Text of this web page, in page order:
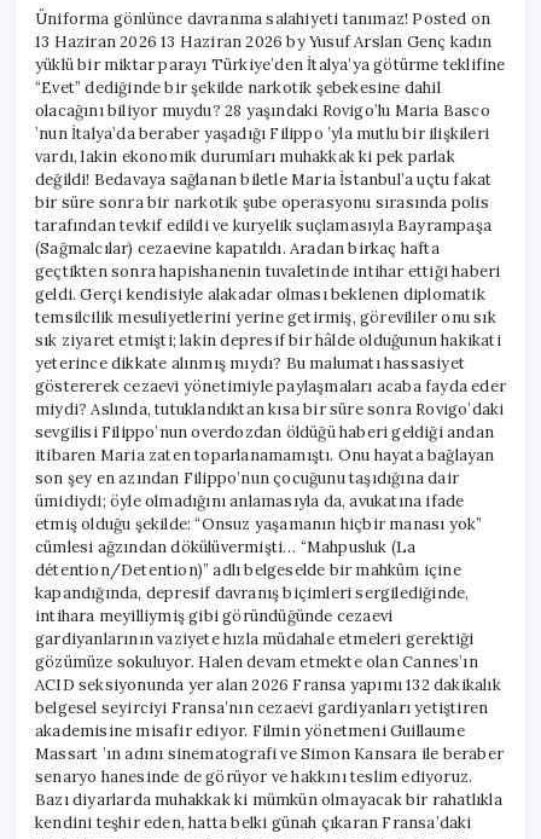
için
Üniforma gönlünce davranma salahiyeti tanımaz! Posted on
13 Haziran 2026 13 Haziran 2026 by Yusuf Arslan Genç kadın
yüklü bir miktar parayı Türkiye’den İtalya’ya götürme teklifine
“Evet” dediğinde bir şekilde narkotik şebekesine dahil
olacağını biliyor muydu? 28 yaşındaki Rovigo’lu Maria Basco
’nun İtalya’da beraber yaşadığı Filippo ’yla mutlu bir ilişkileri
vardı, lakin ekonomik durumları muhakkak ki pek parlak
değildi! Bedavaya sağlanan biletle Maria İstanbul’a uçtu fakat
bir süre sonra bir narkotik şube operasyonu sırasında polis
tarafından tevkif edildi ve kuryelik suçlamasıyla Bayrampaşa
(Sağmalcılar) cezaevine kapatıldı. Aradan birkaç hafta
geçtikten sonra hapishanenin tuvaletinde intihar ettiği haberi
geldi. Gerçi kendisiyle alakadar olması beklenen diplomatik
temsilcilik mesuliyetlerini yerine getirmiş, görevililer onu sık
sık ziyaret etmişti; lakin depresif bir hâlde olduğunun hakikati
yeterince dikkate alınmış mıydı? Bu malumatı hassasiyet
göstererek cezaevi yönetimiyle paylaşmaları acaba fayda eder
miydi? Aslında, tutuklandıktan kısa bir süre sonra Rovigo’daki
sevgilisi Filippo’nun overdozdan öldüğü haberi geldiği andan
itibaren Maria zaten toparlanamamıştı. Onu hayata bağlayan
son şey en azından Filippo’nun çocuğunu taşıdığına dair
ümidiydi; öyle olmadığını anlamasıyla da, avukatına ifade
etmiş olduğu şekilde: “Onsuz yaşamanın hiçbir manası yok”
cümlesi ağzından dökülüvermişti… “Mahpusluk (La
détention/Detention)” adlı belgeselde bir mahkûm içine
kapandığında, depresif davranış biçimleri sergilediğinde,
intihara meyilliymiş gibi göründüğünde cezaevi
gardiyanlarının vaziyete hızla müdahale etmeleri gerektiği
gözümüze sokuluyor. Halen devam etmekte olan Cannes’ın
ACID seksiyonunda yer alan 2026 Fransa yapımı 132 dakikalık
belgesel seyirciyi Fransa’nın cezaevi gardiyanları yetiştiren
akademisine misafir ediyor. Filmin yönetmeni Guillaume
Massart ’ın adını sinematografi ve Simon Kansara ile beraber
senaryo hanesinde de görüyor ve hakkını teslim ediyoruz.
Bazı diyarlarda muhakkak ki mümkün olmayacak bir rahatlıkla
kendini teşhir eden, hatta belki günah çıkaran Fransa’daki